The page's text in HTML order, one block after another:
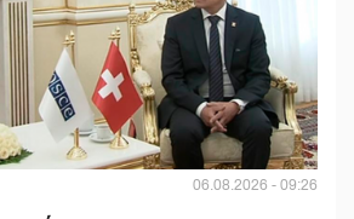
06.08.2026 - 09:26